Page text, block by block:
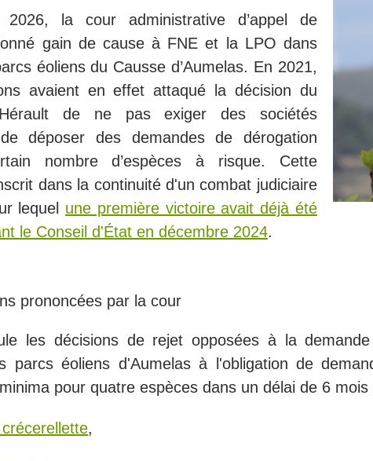
la cour administrative d’appel de
gain de cause à FNE et la LPO dans
éoliens du Causse d’Aumelas. En 2021,
avaient en effet attaqué la décision du
de ne pas exiger des sociétés
déposer des demandes de dérogation
nombre d’espèces à risque. Cette
dans la continuité d'un combat judiciaire
lequel une première victoire avait déjà été
le Conseil d'État en décembre 2024.
prononcées par la cour
les décisions de rejet opposées à la
parcs éoliens d'Aumelas à l'obligation de
pour quatre espèces dans un délai de 6 mois
,